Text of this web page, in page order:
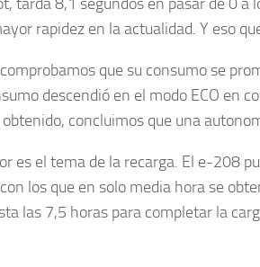
rapidez en la actualidad. Y eso
que su consumo se
descendió en el modo ECO en
concluimos que una
es el tema de la recarga. El e-208
los que en solo media hora se
las 7,5 horas para completar la